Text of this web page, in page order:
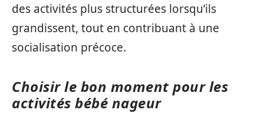
des activités plus structurées lorsqu’ils
grandissent, tout en contribuant à une
socialisation précoce.
Choisir le bon moment pour les
activités bébé nageur